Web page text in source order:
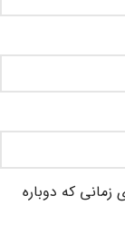
زمانی که دوباره